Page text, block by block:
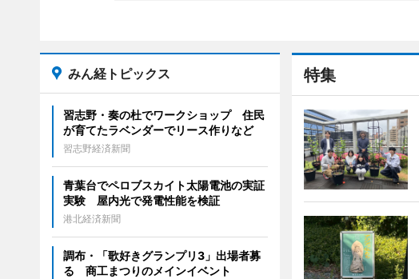
特集
みん経トピックス
習志野・奏の杜でワークショップ 住民
が育てたラベンダーでリース作りなど
習志野経済新聞
青葉台でペロブスカイト太陽電池の実証
実験 屋内光で発電性能を検証
港北経済新聞
調布・「歌好きグランプリ3」出場者募
る 商工まつりのメインイベント